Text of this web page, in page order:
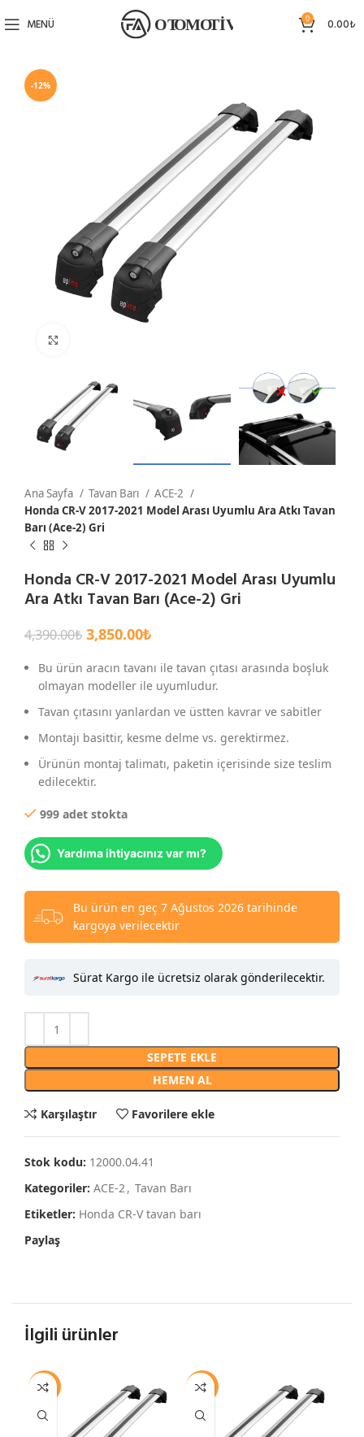
MENÜ 0 0.00₺
-12%
Ana Sayfa Tavan Barı
ACE-2
Honda CR-V 2017-2021 Model Arası Uyumlu Ara Atkı Tavan
Barı (Ace-2) Gri
Honda CR-V 2017-2021 Model Arası Uyumlu
Ara Atkı Tavan Barı (Ace-2) Gri
4,390.00₺ 3,850.00₺
Bu ürün aracın tavanı ile tavan çıtası arasında boşluk
olmayan modeller ile uyumludur.
Tavan çıtasını yanlardan ve üstten kavrar ve sabitler
Montajı basittir, kesme delme vs. gerektirmez.
Ürünün montaj talimatı, paketin içerisinde size teslim
edilecektir.
999 adet stokta
Yardıma ihtiyacınız var mı?
Bu ürün en geç 7 Ağustos 2026 tarihinde
kargoya verilecektir
Sürat Kargo ile ücretsiz olarak gönderilecektir.
SEPETE EKLE
HEMEN AL
Karşılaştır Favorilere ekle
Stok kodu: 12000.04.41
Kategoriler: ACE-2, Tavan Barı
Etiketler: Honda CR-V tavan barı
Paylaş
İlgili ürünler
-12% -12%